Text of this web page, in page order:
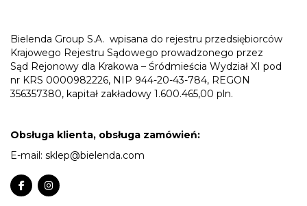
Bielenda Group S.A. wpisana do rejestru przedsiębiorców
Krajowego Rejestru Sądowego prowadzonego przez
Sąd Rejonowy dla Krakowa – Śródmieścia Wydział XI pod
nr KRS 0000982226, NIP 944-20-43-784, REGON
356357380, kapitał zakładowy 1.600.465,00 pln.
Obsługa klienta, obsługa zamówień:
E-mail: sklep@bielenda.com